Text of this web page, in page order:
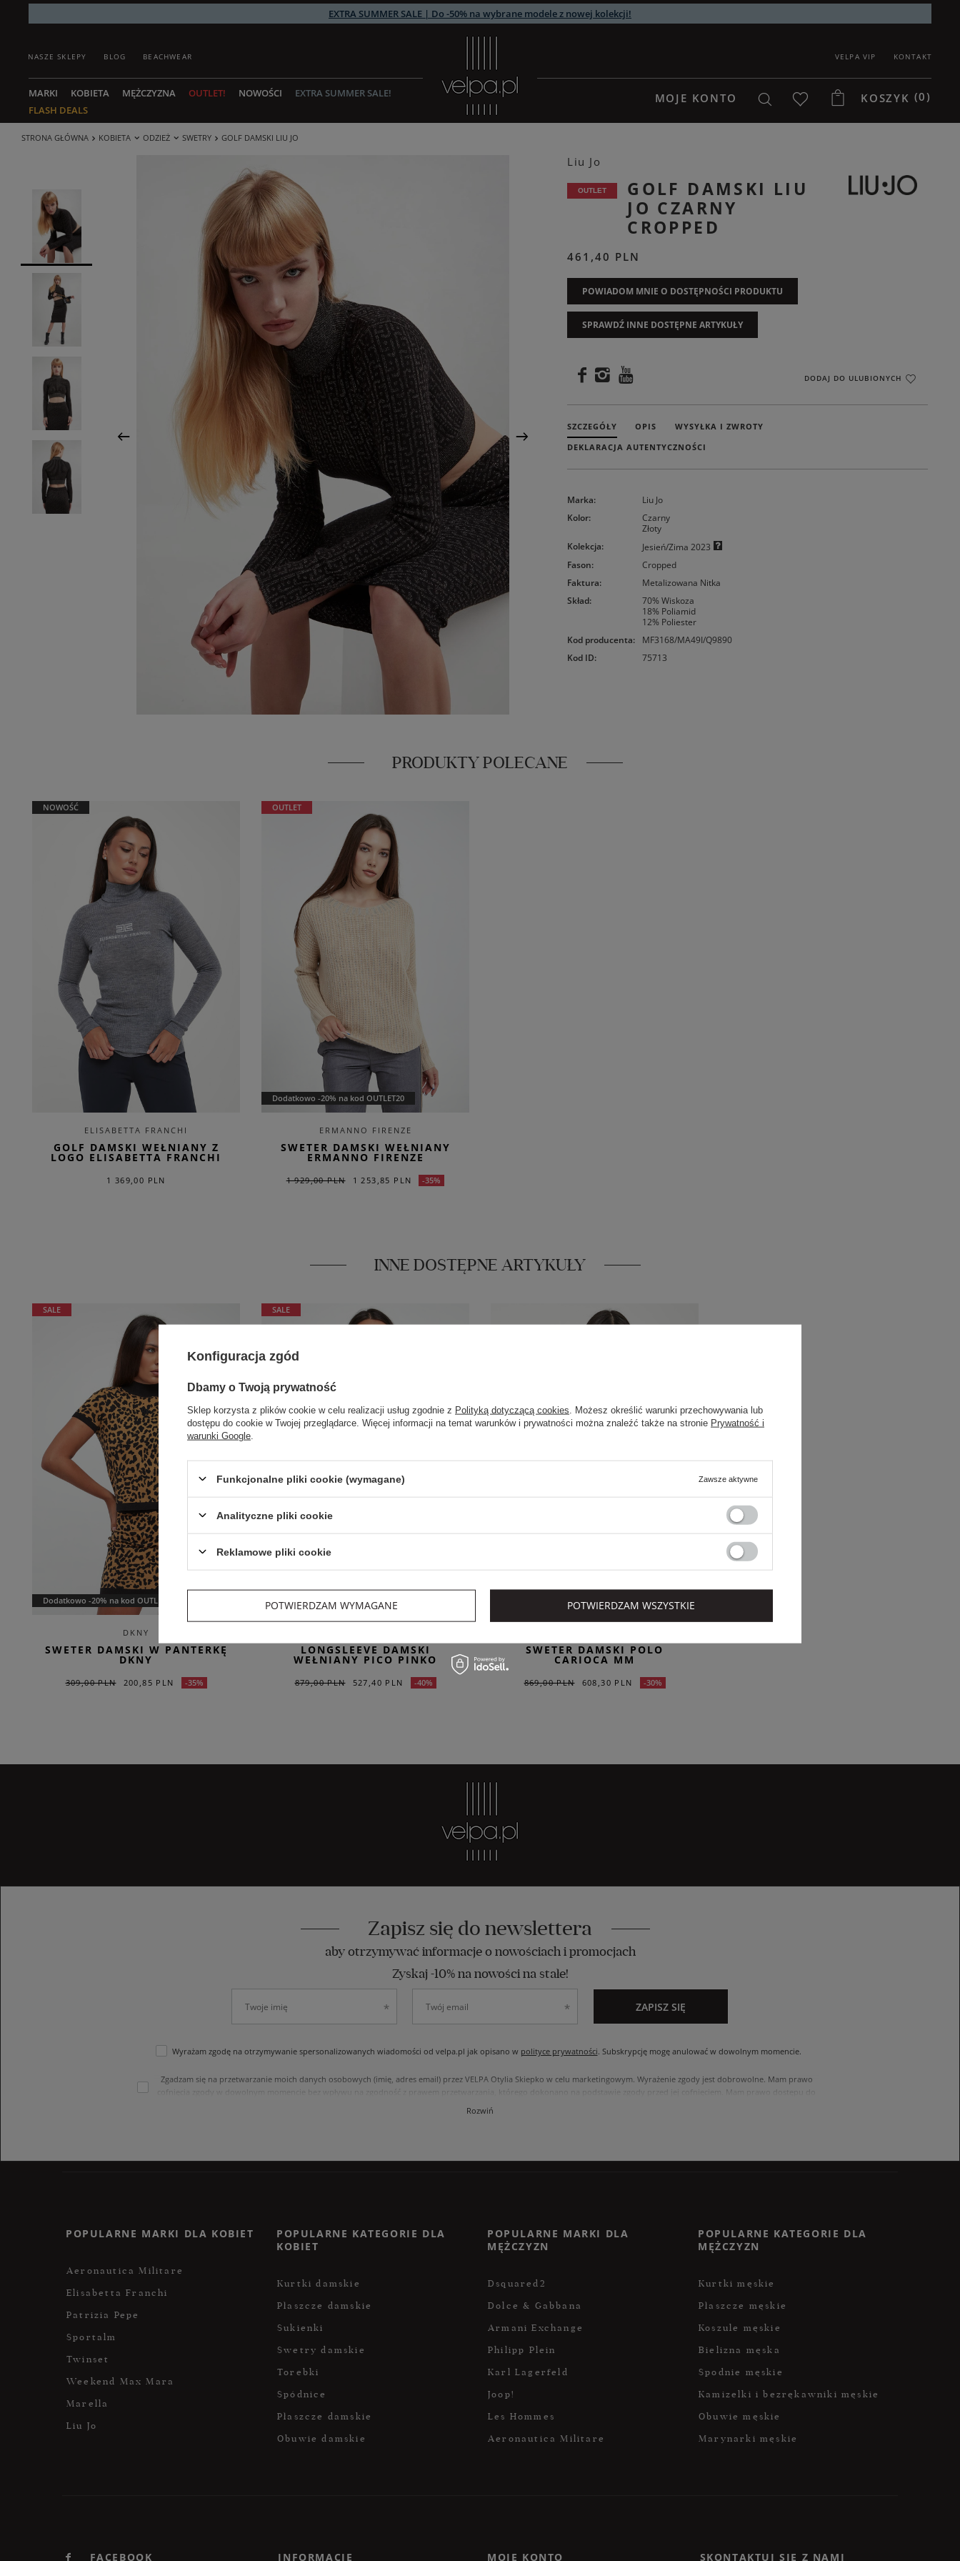
EXTRA SUMMER SALE | Do -50% na wybrane modele z nowej kolekcji!
NASZE SKLEPY BLOG BEACHWEAR KONTAKT
VELPA VIP
MARKI KOBIETA MĘŻCZYZNA OUTLET! NOWOŚCI
EXTRA SUMMER SALE!
FLASH DEALS
MOJE KONTO KOSZYK (0)
STRONA GŁÓWNA KOBIETA ODZIEŻ SWETRY GOLF DAMSKI LIU JO
Liu Jo
OUTLET
GOLF DAMSKI LIU
JO CZARNY
CROPPED
461,40 PLN
POWIADOM MNIE O DOSTĘPNOŚCI PRODUKTU
SPRAWDŹ INNE DOSTĘPNE ARTYKUŁY
DODAJ DO ULUBIONYCH
SZCZEGÓŁY OPIS
WYSYŁKA I ZWROTY
DEKLARACJA AUTENTYCZNOŚCI
Marka:
Liu Jo
Kolor:
Czarny
Złoty
Kolekcja:
Jesień/Zima 2023
Fason:
Cropped
Faktura:
Metalizowana Nitka
Skład:
70% Wiskoza
18% Poliamid
12% Poliester
Kod producenta:
MF3168/MA49I/Q9890
Kod ID: 75713
PRODUKTY POLECANE
NOWOŚĆ
ELISABETTA FRANCHI
GOLF DAMSKI WEŁNIANY Z
LOGO ELISABETTA FRANCHI
1 369,00 PLN
Dodatkowo -20% na kod OUTLET20
OUTLET
ERMANNO FIRENZE
SWETER DAMSKI WEŁNIANY
ERMANNO FIRENZE
1 929,00 PLN 1 253,85 PLN -35%
INNE DOSTĘPNE ARTYKUŁY
Dodatkowo -20% na kod OUTLET20
SALE
DKNY
SWETER DAMSKI W PANTERKĘ
DKNY
309,00 PLN 200,85 PLN -35%
Dodatkowo -20% na kod OUTLET20
SALE
LONGSLEEVE DAMSKI
WEŁNIANY PICO PINKO
879,00 PLN 527,40 PLN -40%
EXTRA SUMMER SALE
SWETER DAMSKI POLO
CARIOCA MM
869,00 PLN 608,30 PLN -30%
Zapisz się do newslettera
aby otrzymywać informacje o nowościach i promocjach
Zyskaj -10% na nowości na stałe!
Wyrażam zgodę na otrzymywanie spersonalizowanych wiadomości od velpa.pl jak opisano w polityce prywatności. Subskrypcję mogę anulować w dowolnym momencie.
Zgadzam się na przetwarzanie moich danych osobowych (imię, adres email) przez VELPA Otylia Skiepko w celu marketingowym. Wyrażenie zgody jest dobrowolne. Mam prawo
cofnięcia zgody w dowolnym momencie bez wpływu na zgodność z prawem przetwarzania, którego dokonano na podstawie zgody przed jej cofnięciem. Mam prawo dostępu do
treści swoich danych i ich sprostowania, usunięcia, ograniczenia przetwarzania, oraz prawo do przenoszenia danych na zasadach zawartych w polityce prywatności sklepu
Rozwiń
ZAPISZ SIĘ
POPULARNE MARKI DLA KOBIET
Aeronautica Militare
Elisabetta Franchi
Patrizia Pepe
Sportalm
Twinset
Weekend Max Mara
Marella
Liu Jo
POPULARNE KATEGORIE DLA
KOBIET
Kurtki damskie
Płaszcze damskie
Sukienki
Swetry damskie
Torebki
Spódnice
Płaszcze damskie
Obuwie damskie
POPULARNE MARKI DLA
MĘŻCZYZN
Dsquared2
Dolce & Gabbana
Armani Exchange
Philipp Plein
Karl Lagerfeld
Joop!
Les Hommes
Aeronautica Militare
POPULARNE KATEGORIE DLA
MĘŻCZYZN
Kurtki męskie
Płaszcze męskie
Koszule męskie
Bielizna męska
Spodnie męskie
Kamizelki i bezrękawniki męskie
Obuwie męskie
Marynarki męskie
FACEBOOK INFORMACJE MOJE KONTO SKONTAKTUJ SIĘ Z NAMI
Konfiguracja zgód
Dbamy o Twoją prywatność
Sklep korzysta z plików cookie w celu realizacji usług zgodnie z Polityką dotyczącą cookies . Możesz określić warunki przechowywania lub
dostępu do cookie w Twojej przeglądarce. Więcej informacji na temat warunków i prywatności można znaleźć także na stronie Prywatność i
warunki Google
Funkcjonalne pliki cookie (wymagane) Zawsze aktywne
Analityczne pliki cookie
Reklamowe pliki cookie
POTWIERDZAM WYMAGANE POTWIERDZAM WSZYSTKIE